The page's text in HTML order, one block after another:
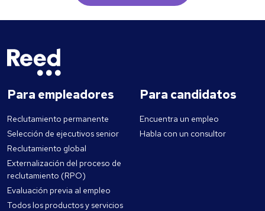
Para empleadores
Reclutamiento permanente
Selección de ejecutivos senior
Reclutamiento global
Externalización del proceso de
reclutamiento (RPO)
Evaluación previa al empleo
Todos los productos y servicios
Para candidatos
Encuentra un empleo
Habla con un consultor